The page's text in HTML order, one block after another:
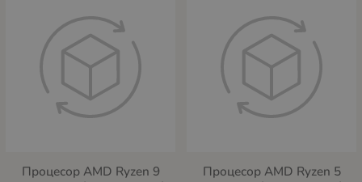
Процесор AMD Ryzen 9
Процесор AMD Ryzen 5